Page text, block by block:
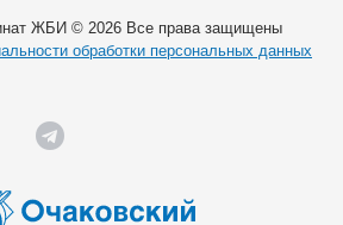
ЖБИ © 2026 Все права защищены
обработки персональных данных